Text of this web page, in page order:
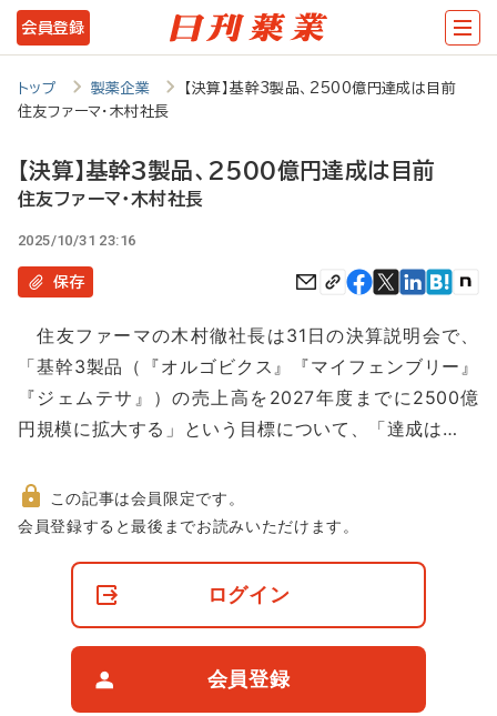
メ
イ
テ
ツ
に
会員登録
トップ 製薬企業
【決算】基幹3製品、2500億円達成は目前
住友ファーマ・木村社長
【決算】基幹3製品、2500億円達成は目前
住友ファーマ・木村社長
2025/10/31 23:16
保存
住友ファーマの木村徹社長は31日の決算説明会で、
「基幹3製品（『オルゴビクス』『マイフェンブリー』
『ジェムテサ』）の売上高を2027年度までに2500億
円規模に拡大する」という目標について、「達成は…
非
この記事は会員限定です。
会員登録すると最後までお読みいただけます。
ログイン
会員登録